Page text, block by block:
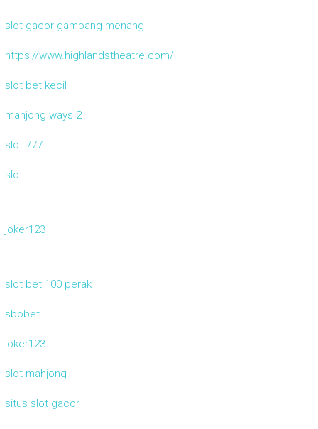
slot gacor gampang menang
https://www.highlandstheatre.com/
slot bet kecil
mahjong ways 2
slot 777
slot
joker123
slot bet 100 perak
sbobet
joker123
slot mahjong
situs slot gacor